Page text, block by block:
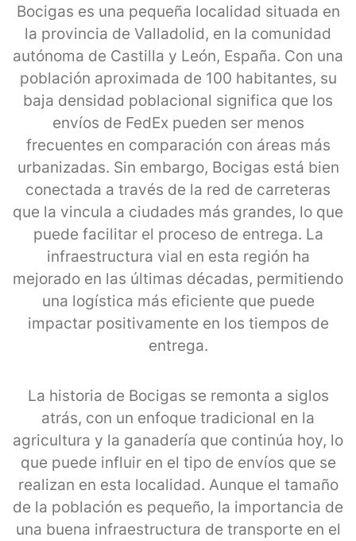
Bocigas es una pequeña localidad situada en
la provincia de Valladolid, en la comunidad
autónoma de Castilla y León, España. Con una
población aproximada de 100 habitantes, su
baja densidad poblacional significa que los
envíos de FedEx pueden ser menos
frecuentes en comparación con áreas más
urbanizadas. Sin embargo, Bocigas está bien
conectada a través de la red de carreteras
que la vincula a ciudades más grandes, lo que
puede facilitar el proceso de entrega. La
infraestructura vial en esta región ha
mejorado en las últimas décadas, permitiendo
una logística más eficiente que puede
impactar positivamente en los tiempos de
entrega.
La historia de Bocigas se remonta a siglos
atrás, con un enfoque tradicional en la
agricultura y la ganadería que continúa hoy, lo
que puede influir en el tipo de envíos que se
realizan en esta localidad. Aunque el tamaño
de la población es pequeño, la importancia de
una buena infraestructura de transporte en el